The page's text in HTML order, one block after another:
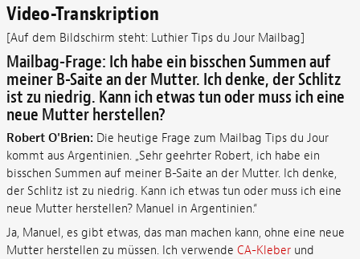
Video-Transkription
[Auf dem Bildschirm steht: Luthier Tips du Jour Mailbag]
Mailbag-Frage: Ich habe ein bisschen Summen auf
meiner B-Saite an der Mutter. Ich denke, der Schlitz
ist zu niedrig. Kann ich etwas tun oder muss ich eine
neue Mutter herstellen?
Robert O'Brien: Die heutige Frage zum Mailbag Tips du Jour
kommt aus Argentinien. „Sehr geehrter Robert, ich habe ein
bisschen Summen auf meiner B-Saite an der Mutter. Ich denke,
der Schlitz ist zu niedrig. Kann ich etwas tun oder muss ich eine
neue Mutter herstellen? Manuel in Argentinien.“
Ja, Manuel, es gibt etwas, das man machen kann, ohne eine neue
Mutter herstellen zu müssen. Ich verwende CA-Kleberund